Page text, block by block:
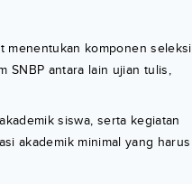
menentukan komponen seleksi
SNBP antara lain ujian tulis,
siswa, serta kegiatan
akademik minimal yang harus